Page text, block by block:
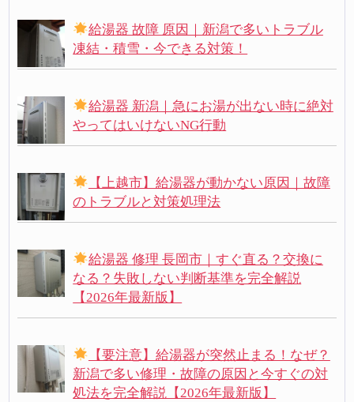
給湯器 故障 原因｜新潟で多いトラブル
凍結・積雪・今できる対策！
給湯器 新潟｜急にお湯が出ない時に絶対
やってはいけないNG行動
【上越市】給湯器が動かない原因｜故障
のトラブルと対策処理法
給湯器 修理 長岡市｜すぐ直る？交換に
なる？失敗しない判断基準を完全解説
【2026年最新版】
【要注意】給湯器が突然止まる！なぜ？
新潟で多い修理・故障の原因と今すぐの対
処法を完全解説【2026年最新版】